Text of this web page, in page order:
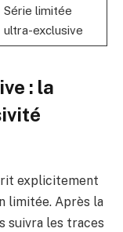
Série limitée
ultra-exclusive
: la
explicitement
limitée. Après la
suivra les traces